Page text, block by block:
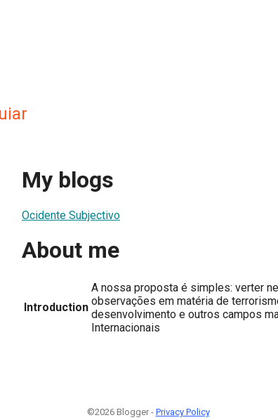
My blogs
Ocidente Subjectivo
About me
Introduction
A nossa proposta é simples: verter
observações em matéria de
desenvolvimento e outros campos
Internacionais
©2026 Blogger - Privacy Policy